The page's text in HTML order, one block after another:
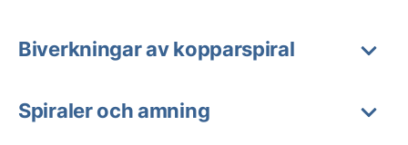
Biverkningar av kopparspiral
Spiraler och amning